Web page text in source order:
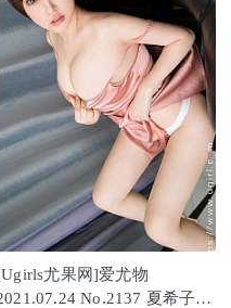
尤果网]爱尤物
No.2137 夏希子